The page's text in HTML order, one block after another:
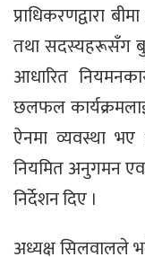
प्राधिकरणद्वारा
तथा सदस्यहरूसँग
आधारित
छलफल
ऐनमा व्यवस्था भए
नियमित अनुगमन
निर्देशन दिए ।
अध्यक्ष सिलवालले